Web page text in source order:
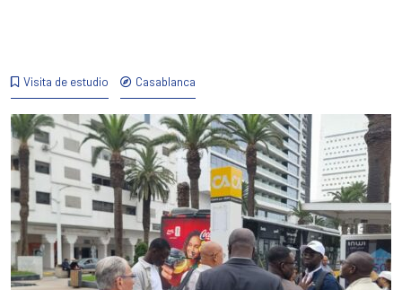
Visita de estudio Casablanca